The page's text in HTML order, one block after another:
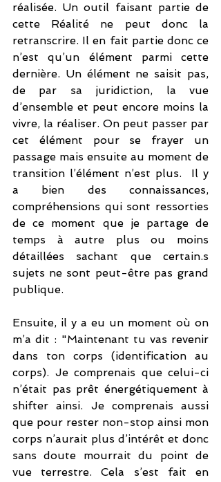
réalisée. Un outil faisant partie de
cette Réalité ne peut donc la
retranscrire. Il en fait partie donc ce
n’est qu’un élément parmi cette
dernière. Un élément ne saisit pas,
de par sa juridiction, la vue
d’ensemble et peut encore moins la
vivre, la réaliser. On peut passer par
cet élément pour se frayer un
passage mais ensuite au moment de
transition l’élément n’est plus.  Il y
a bien des connaissances,
compréhensions qui sont ressorties
de ce moment que je partage de
temps à autre plus ou moins
détaillées sachant que certain.s
sujets ne sont peut-être pas grand
publique.
Ensuite, il y a eu un moment où on
m’a dit : "Maintenant tu vas revenir
dans ton corps (identification au
corps). Je comprenais que celui-ci
n’était pas prêt énergétiquement à
shifter ainsi. Je comprenais aussi
que pour rester non-stop ainsi mon
corps n’aurait plus d’intérêt et donc
sans doute mourrait du point de
vue terrestre. Cela s’est fait en